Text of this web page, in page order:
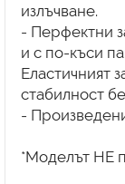
излъчване.
- Перфектни
и с по-къси
Еластичният
стабилност
-
*Моделът НЕ